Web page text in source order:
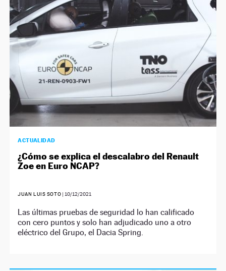
ACTUALIDAD
¿Cómo se explica el descalabro del Renault
Zoe en Euro NCAP?
JUAN LUIS SOTO | 10/12/2021
Las últimas pruebas de seguridad lo han calificado
con cero puntos y solo han adjudicado uno a otro
eléctrico del Grupo, el Dacia Spring.